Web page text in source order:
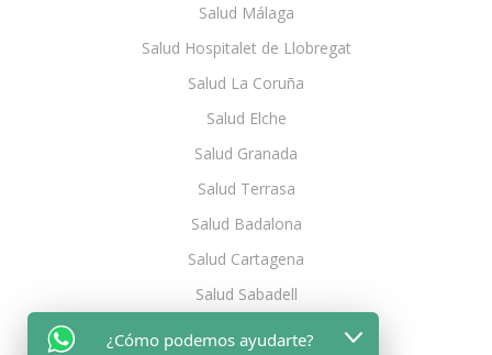
Salud Málaga
Salud Hospitalet de Llobregat
Salud La Coruña
Salud Elche
Salud Granada
Salud Terrasa
Salud Badalona
Salud Cartagena
Salud Sabadell
Salud Oviedo
¿Cómo podemos ayudarte?